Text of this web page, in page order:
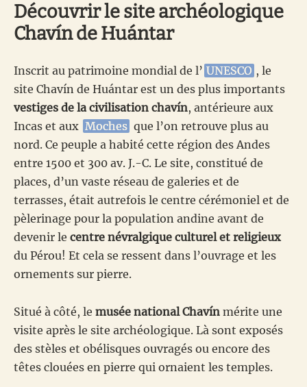
Découvrir le site archéologique
Chavín de Huántar
Inscrit au patrimoine mondial de l’ UNESCO , le
site Chavín de Huántar est un des plus importants
vestiges de la civilisation chavín, antérieure aux
Incas et aux Moches que l’on retrouve plus au
nord. Ce peuple a habité cette région des Andes
entre 1500 et 300 av. J.-C. Le site, constitué de
places, d’un vaste réseau de galeries et de
terrasses, était autrefois le centre cérémoniel et de
pèlerinage pour la population andine avant de
devenir le centre névralgique culturel et religieux
du Pérou! Et cela se ressent dans l’ouvrage et les
ornements sur pierre.
Situé à côté, le musée national Chavín mérite une
visite après le site archéologique. Là sont exposés
des stèles et obélisques ouvragés ou encore des
têtes clouées en pierre qui ornaient les temples.